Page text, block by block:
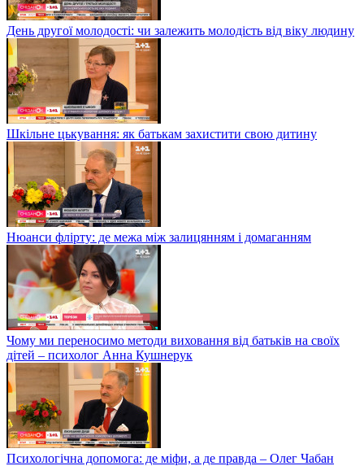
День другої молодості: чи залежить молодість від віку людину
Шкільне цькування: як батькам захистити свою дитину
Нюанси флірту: де межа між залицянням і домаганням
Чому ми переносимо методи виховання від батьків на своїх
дітей – психолог Анна Кушнерук
Психологічна допомога: де міфи, а де правда – Олег Чабан